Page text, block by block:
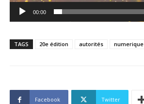
00:00
TAGS 20e édition autorités numerique
Facebook Twitter